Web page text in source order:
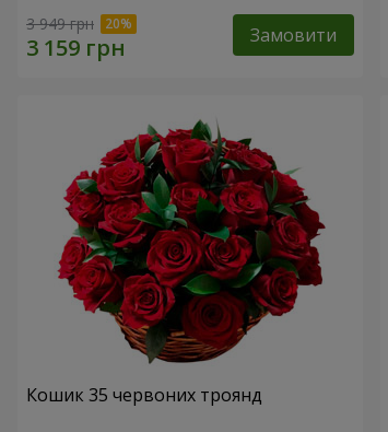
3 949 грн Замовити
Кошик 35 червоних троянд